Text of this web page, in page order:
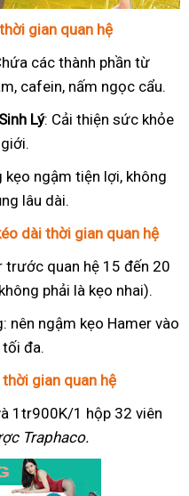
gian quan hệ
các thành phần từ
cafein, nấm ngọc cẩu.
Lý: Cải thiện sức khỏe
kẹo ngậm tiện lợi, không
lâu dài.
dài thời gian quan hệ
trước quan hệ 15 đến 20
phải là kẹo nhai).
nên ngậm kẹo Hamer vào
đa.
gian quan hệ
1tr900K/1 hộp 32 viên
Traphaco.